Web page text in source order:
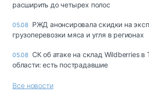
расширить до четырех полос
05.08 РЖД анонсировала скидки на
грузоперевозки мяса и угля в регионах
05.08 СК об атаке на склад Wildberries в
области: есть пострадавшие
Все новости